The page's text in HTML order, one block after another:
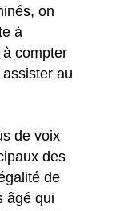
on
à
compter
au
de voix
des
de
âgé qui